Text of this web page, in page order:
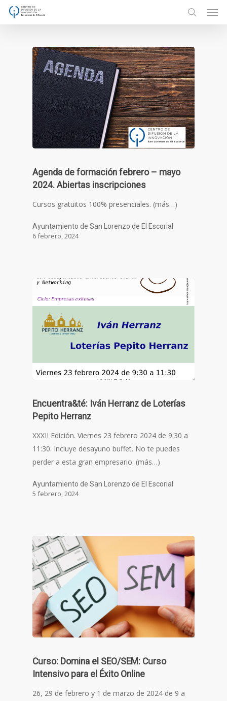
Skip
search
Agenda de formación febrero – mayo
2024. Abiertas inscripciones
Cursos gratuitos 100% presenciales. (más…)
Ayuntamiento de San Lorenzo de El Escorial
6 febrero, 2024
Encuentra&té: Iván Herranz de Loterías
Pepito Herranz
XXXII Edición. Viernes 23 febrero 2024 de 9:30 a
11:30. Incluye desayuno buffet. No te puedes
perder a esta gran empresario. (más…)
Ayuntamiento de San Lorenzo de El Escorial
5 febrero, 2024
Curso: Domina el SEO/SEM: Curso
Intensivo para el Éxito Online
26, 29 de febrero y 1 de marzo de 2024 de 9 a